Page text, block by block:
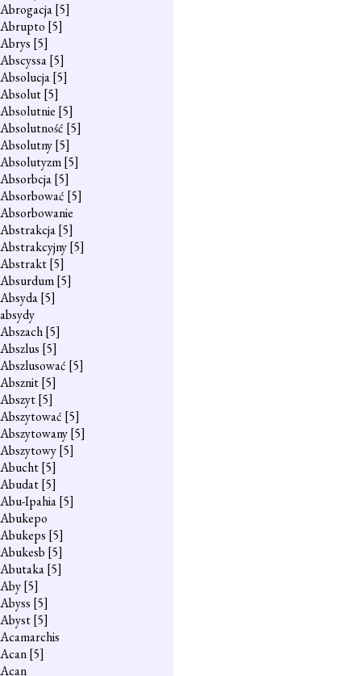
Abrogacja[5]
Abrupto [5]
Abrys [5]
Abscyssa[5]
Absolucja[5]
Absolut[5]
Absolutnie [5]
Absolutność [5]
Absolutny[5]
Absolutyzm[5]
Absorbcja[5]
Absorbować [5]
Absorbowanie
Abstrakcja[5]
Abstrakcyjny[5]
Abstrakt[5]
Absurdum[5]
Absyda[5]
absydy
Abszach[5]
Abszlus [5]
Abszlusować [5]
Absznit[5]
Abszyt[5]
Abszytować [5]
Abszytowany[5]
Abszytowy[5]
Abucht[5]
Abudat[5]
Abu-Ipahia[5]
Abukepo
Abukeps [5]
Abukesb [5]
Abutaka[5]
Aby[5]
Abyss [5]
Abyst[5]
Acamarchis
Acan[5]
Acan